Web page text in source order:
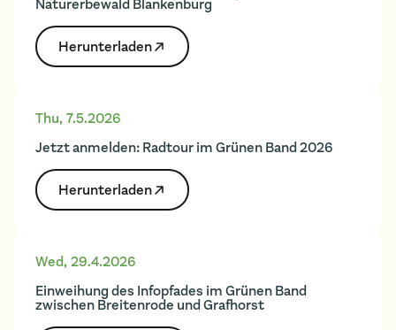
Naturerbewald Blankenburg
Herunter­laden
Thu, 7.5.2026
Jetzt anmelden: Radtour im Grünen Band 2026
Herunter­laden
Wed, 29.4.2026
Einweihung des Infopfades im Grünen Band
zwischen Breitenrode und Grafhorst